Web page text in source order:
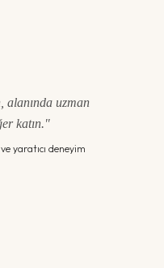
alanında uzman
katın."
yaratıcı deneyim